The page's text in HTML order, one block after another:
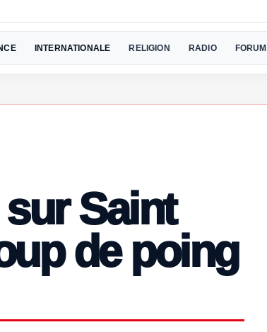
INTERNATIONALE RELIGION RADIO FORUM
Saint
de poing